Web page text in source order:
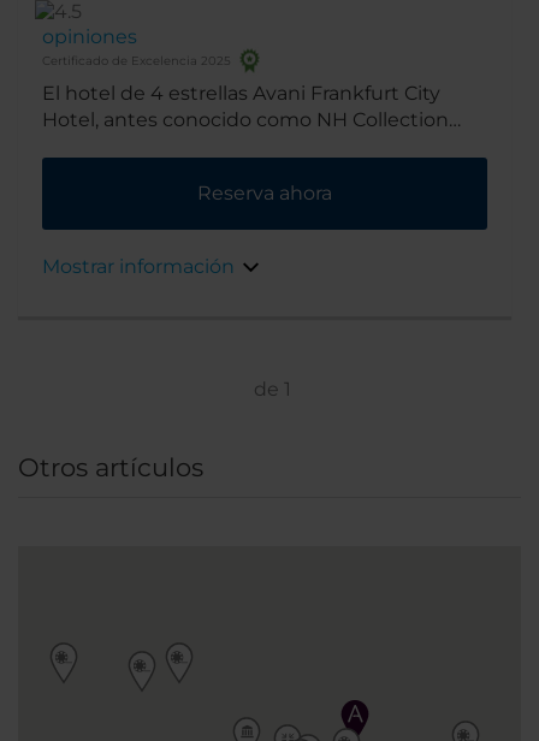
opiniones
Certificado de Excelencia 2025
El hotel de 4 estrellas Avani Frankfurt City
Hotel, antes conocido como NH Collection
desean explorar la ciudad. Nos encontramos a
solo cinco minutos del salón de exposiciones
del centro de la ciudad.
Reserva ahora
Mostrar información
de 1
Otros artículos